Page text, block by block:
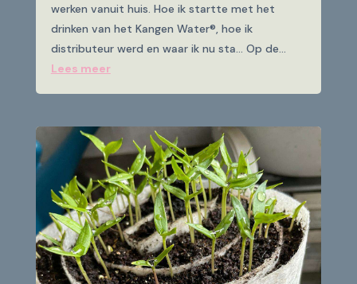
werken vanuit huis. Hoe ik startte met het
drinken van het Kangen Water®, hoe ik
distributeur werd en waar ik nu sta… Op de...
Lees meer